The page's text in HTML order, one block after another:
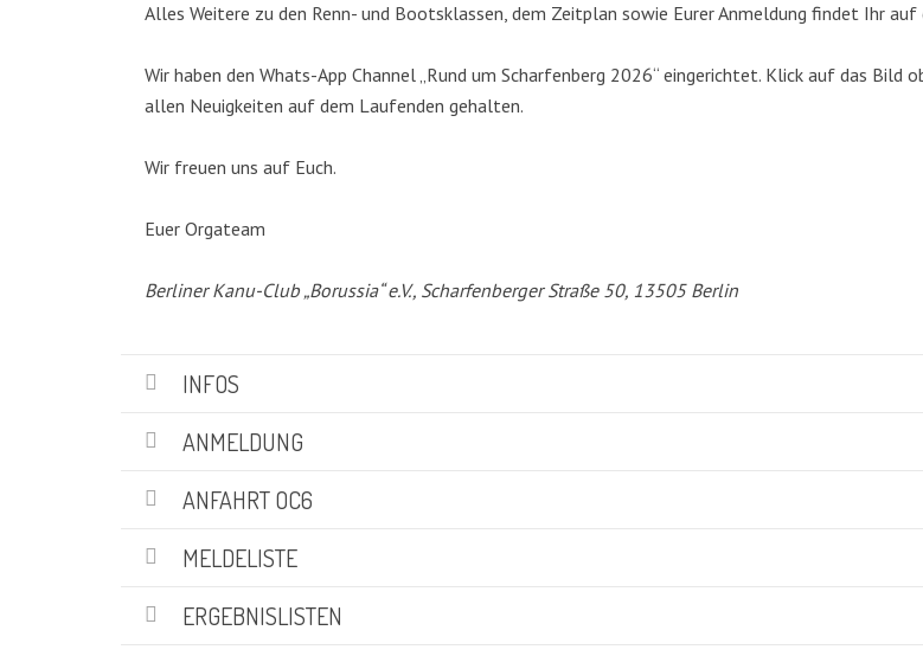
Alles Weitere zu den Renn- und Bootsklassen, dem Zeitplan sowie Eurer Anmeldung findet Ihr
Wir haben den Whats-App Channel „Rund um Scharfenberg 2026“ eingerichtet. Klick auf das
allen Neuigkeiten auf dem Laufenden gehalten.
Wir freuen uns auf Euch.
Euer Orgateam
Berliner Kanu-Club „Borussia“ e.V., Scharfenberger Straße 50, 13505 Berlin
INFOS
ANMELDUNG
ANFAHRT OC6
MELDELISTE
ERGEBNISLISTEN
KATEGORIEN
Abteilungen (5)
Kanadier(6)
Kanu-Rennsport
Kids – Teens (10)
Social Marketing(1)
Wir über uns (19)
SUCHE